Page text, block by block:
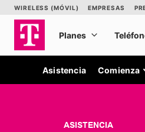
Asistencia Comienza
ASISTENCIA